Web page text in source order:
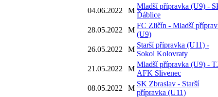
04.06.2022
M
Mladší přípravka (U9) -
Ďáblice
28.05.2022
M
FC Zličín - Mladší
(U9)
26.05.2022
M
Starší přípravka (U11) -
Sokol Kolovraty
21.05.2022
M
Mladší přípravka (U9) -
AFK Slivenec
08.05.2022
M
SK Zbraslav - Starší
přípravka (U11)